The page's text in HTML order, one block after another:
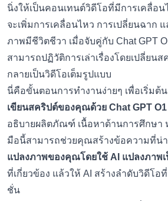
นิ่งให้เป็นคอนเทนต์วิดีโอที่มีการเคลื่อ
จะเพิ่มการเคลื่อนไหว การเปลี่ยนฉาก
ภาพมีชีวิตชีวา เมื่อจับคู่กับ Chat GPT
สามารถปฏิวัติการเล่าเรื่องโดยเปลี่ยน
กลายเป็นวิดีโอเต็มรูปแบบ
นี่คือขั้นตอนการทำงานง่ายๆ เพื่อเริ่มต้น
เขียนสคริปต์ของคุณด้วย Chat GPT O1
อธิบายผลิตภัณฑ์ เนื้อหาด้านการศึกษา ห
มือนี้สามารถช่วยคุณสร้างข้อความที่น่า
แปลงภาพของคุณโดยใช้ AI แปลงภาพเ
ที่เกี่ยวข้อง แล้วให้ AI สร้างลำดับวิดีโอ
ชั่น